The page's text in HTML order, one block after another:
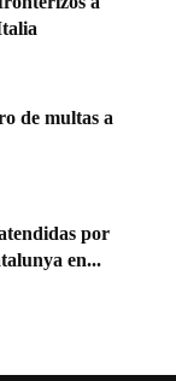
de multas a
por
en...